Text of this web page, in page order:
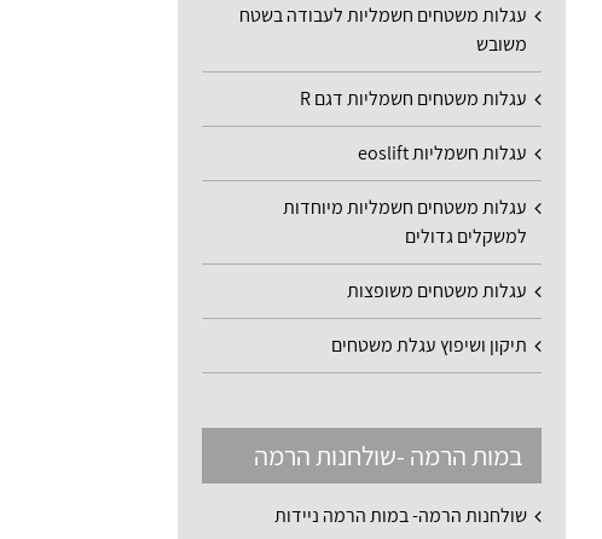
עגלות משטחים חשמליות לעבודה בשטח
משובש
עגלות משטחים חשמליות דגם R
עגלות חשמליות eoslift
עגלות משטחים חשמליות מיוחדות
למשקלים גדולים
עגלות משטחים משופצות
תיקון ושיפוץ עגלת משטחים
במות הרמה -שולחנות הרמה
שולחנות הרמה- במות הרמה ניידות